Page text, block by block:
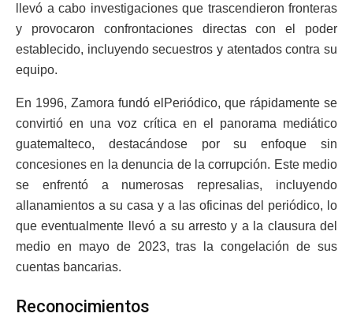
llevó a cabo investigaciones que trascendieron fronteras
y provocaron confrontaciones directas con el poder
establecido, incluyendo secuestros y atentados contra su
equipo.
En 1996, Zamora fundó elPeriódico, que rápidamente se
convirtió en una voz crítica en el panorama mediático
guatemalteco, destacándose por su enfoque sin
concesiones en la denuncia de la corrupción. Este medio
se enfrentó a numerosas represalias, incluyendo
allanamientos a su casa y a las oficinas del periódico, lo
que eventualmente llevó a su arresto y a la clausura del
medio en mayo de 2023, tras la congelación de sus
cuentas bancarias.
Reconocimientos